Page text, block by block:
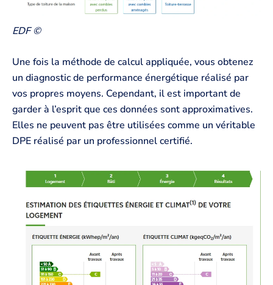
EDF ©
Une fois la méthode de calcul appliquée, vous obtenez
un diagnostic de performance énergétique réalisé par
vos propres moyens. Cependant, il est important de
garder à l’esprit que ces données sont approximatives.
Elles ne peuvent pas être utilisées comme un véritable
DPE réalisé par un professionnel certifié.